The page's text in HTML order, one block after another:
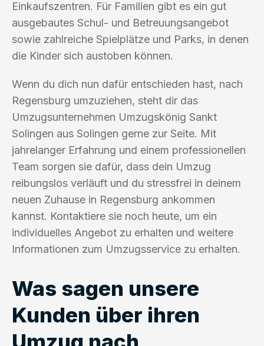
Einkaufszentren. Für Familien gibt es ein gut
ausgebautes Schul- und Betreuungsangebot
sowie zahlreiche Spielplätze und Parks, in denen
die Kinder sich austoben können.
Wenn du dich nun dafür entschieden hast, nach
Regensburg umzuziehen, steht dir das
Umzugsunternehmen Umzugskönig Sankt
Solingen aus Solingen gerne zur Seite. Mit
jahrelanger Erfahrung und einem professionellen
Team sorgen sie dafür, dass dein Umzug
reibungslos verläuft und du stressfrei in deinem
neuen Zuhause in Regensburg ankommen
kannst. Kontaktiere sie noch heute, um ein
individuelles Angebot zu erhalten und weitere
Informationen zum Umzugsservice zu erhalten.
Was sagen unsere
Kunden über ihren